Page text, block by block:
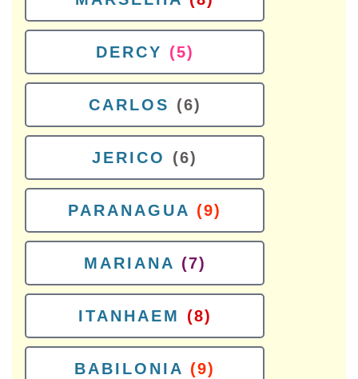
DERCY (5)
CARLOS (6)
JERICO (6)
PARANAGUA (9)
MARIANA (7)
ITANHAEM (8)
BABILONIA (9)